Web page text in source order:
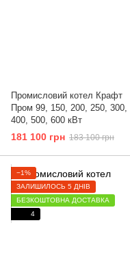
Промисловий котел Крафт
Пром 99, 150, 200, 250, 300,
400, 500, 600 кВт
181 100 грн 183 100 грн
−1%
ЗАЛИШИЛОСЬ 5 ДНІВ
БЕЗКОШТОВНА ДОСТАВКА
4